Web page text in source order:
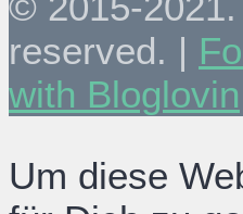
reserved. |
with Bloglovin
Um diese